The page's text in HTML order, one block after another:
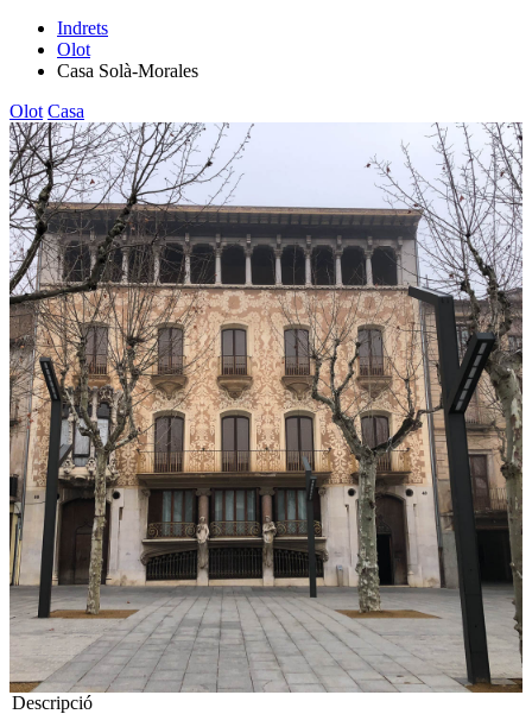
Indrets
Olot
Casa Solà-Morales
Olot Casa
Descripció